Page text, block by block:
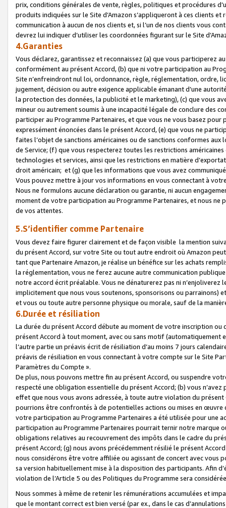
prix, conditions générales de vente, règles, politiques et procédures
produits indiquées sur le Site d’Amazon s’appliqueront à ces clients
communication à aucun de nos clients et, si l’un de nos clients vous
devrez lui indiquer d’utiliser les coordonnées figurant sur le Site
4.Garanties
Vous déclarez, garantissez et reconnaissez (a) que vous participerez
conformément au présent Accord, (b) que ni votre participation au
Site n’enfreindront nul loi, ordonnance, règle, réglementation, ordre,
jugement, décision ou autre exigence applicable émanant d’une
la protection des données, la publicité et le marketing), (c) que vous
mineur ou autrement soumis à une incapacité légale de conclure des
participer au Programme Partenaires, et que vous ne vous basez
expressément énoncées dans le présent Accord, (e) que vous ne
faites l’objet de sanctions américaines ou de sanctions conformes
de Service; (f) que vous respecterez toutes les restrictions
technologies et services, ainsi que les restrictions en matière
droit américain; et (g) que les informations que vous avez
Vous pouvez mettre à jour vos informations en vous connectant à
Nous ne formulons aucune déclaration ou garantie, ni aucun
moment de votre participation au Programme Partenaires, et nous
de vos attentes.
5.S’identifier comme Partenaire
Vous devez faire figurer clairement et de façon visible la mention
du présent Accord, sur votre Site ou tout autre endroit où Amazon
tant que Partenaire Amazon, je réalise un bénéfice sur les achats
la réglementation, vous ne ferez aucune autre communication
notre accord écrit préalable. Vous ne dénaturerez pas ni
implicitement que nous vous soutenons, sponsorisons ou parrainons)
et vous ou toute autre personne physique ou morale, sauf de la
6.Durée et résiliation
La durée du présent Accord débute au moment de votre inscription
présent Accord à tout moment, avec ou sans motif (automatiquement
l’autre partie un préavis écrit de résiliation d’au moins 7 jours
préavis de résiliation en vous connectant à votre compte sur le Site
Paramètres du Compte ».
De plus, nous pouvons mettre fin au présent Accord, ou suspendre
respecté une obligation essentielle du présent Accord; (b) vous
effet que nous vous avons adressée, à toute autre violation du
pourrions être confrontés à de potentielles actions ou mises en
votre participation au Programme Partenaires a été utilisée pour une
participation au Programme Partenaires pourrait ternir notre marque
obligations relatives au recouvrement des impôts dans le cadre du
présent Accord; (g) nous avons précédemment résilié le présent
nous considérons être votre affiliée ou agissant de concert avec vous
sa version habituellement mise à la disposition des participants. Afin
violation de l’Article 5 ou des Politiques du Programme sera
Nous sommes à même de retenir les rémunérations accumulées et
que le montant correct est bien versé (par ex., dans le cas